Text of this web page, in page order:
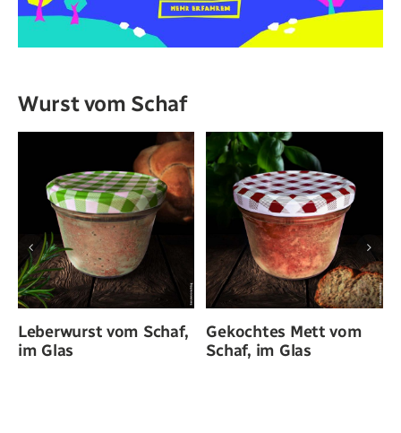
Newsletter
Kontakt
Shop
Wurst vom Schaf
Mettwurst vom Schaf
Schäferpause, 3er-
Wurst-Paket